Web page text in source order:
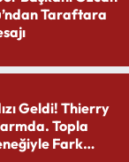
Taraftara
Geldi! Thierry
Topla
Fark